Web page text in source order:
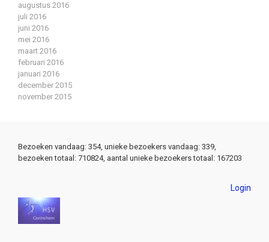
augustus 2016
juli 2016
juni 2016
mei 2016
maart 2016
februari 2016
januari 2016
december 2015
november 2015
Bezoeken vandaag: 354, unieke bezoekers vandaag: 339,
bezoeken totaal: 710824, aantal unieke bezoekers totaal: 167203
Login